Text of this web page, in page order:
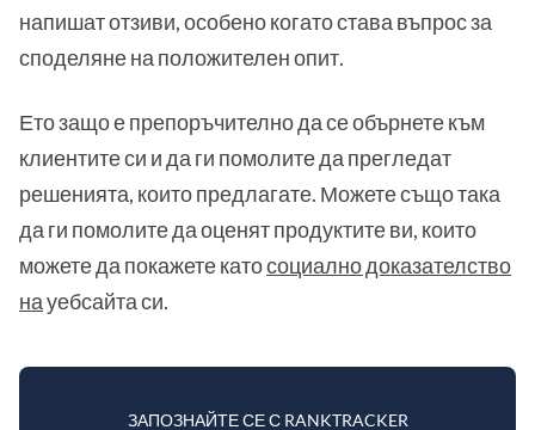
напишат отзиви, особено когато става въпрос за
споделяне на положителен опит.
Ето защо е препоръчително да се обърнете към
клиентите си и да ги помолите да прегледат
решенията, които предлагате. Можете също така
да ги помолите да оценят продуктите ви, които
можете да покажете катосоциално доказателство
науебсайта си.
ЗАПОЗНАЙТЕ СЕ С RANKTRACKER